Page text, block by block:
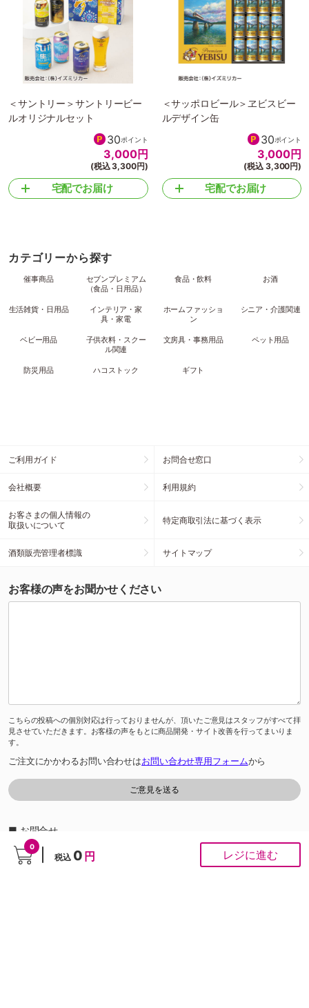
0
税込 0 円 レジに進む
＜サントリー＞サントリービー
ルオリジナルセット
30ポイント
3,000円
(税込 3,300円)
宅配でお届け
＜サッポロビール＞ヱビスビー
ルデザイン缶
30ポイント
3,000円
(税込 3,300円)
宅配でお届け
カテゴリーから探す
催事商品
セブンプレミアム
（食品・日用品）
食品・飲料 お酒
生活雑貨・日用品
インテリア・家
具・家電
ホームファッショ
ン
シニア・介護関連
ベビー用品
子供衣料・スクー
ル関連
文房具・事務用品 ペット用品
防災用品 ハコストック ギフト
ご利用ガイド お問合せ窓口
会社概要 利用規約
お客さまの個人情報の
取扱いについて
特定商取引法に基づく表示
酒類販売管理者標識 サイトマップ
お客様の声をお聞かせください
こちらの投稿への個別対応は行っておりませんが、頂いたご意見はスタッフがすべて拝
見させていただきます。お客様の声をもとに商品開発・サイト改善を行ってまいりま
す。
ご注文にかかわるお問い合わせはお問い合わせ専用フォームから
■ お問合せ
「よくあるご質問」は
0120-37-1947